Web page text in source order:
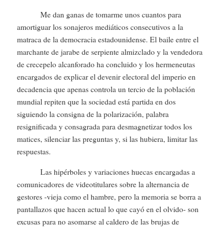
Me dan ganas de tomarme unos cuantos para
amortiguar los sonajeros mediáticos consecutivos a la
matraca de la democracia estadounidense. El baile entre el
marchante de jarabe de serpiente almizclado y la vendedora
de crecepelo alcanforado ha concluido y los hermeneutas
encargados de explicar el devenir electoral del imperio en
decadencia que apenas controla un tercio de la población
mundial repiten que la sociedad está partida en dos
siguiendo la consigna de la polarización, palabra
resignificada y consagrada para desmagnetizar todos los
matices, silenciar las preguntas y, si las hubiera, limitar las
respuestas.
Las hipérboles y variaciones huecas encargadas a
comunicadores de videotitulares sobre la alternancia de
gestores -vieja como el hambre, pero la memoria se borra a
pantallazos que hacen actual lo que cayó en el olvido- son
excusas para no asomarse al caldero de las brujas de